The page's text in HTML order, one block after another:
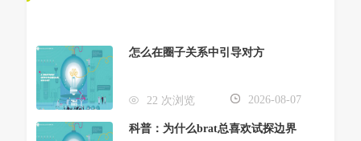
怎么在圈子关系中引导对方
22 次浏览 2026-08-07
科普：为什么brat总喜欢试探边界